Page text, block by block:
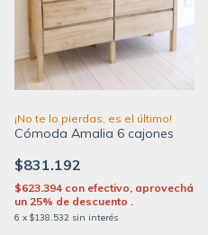
Cómoda Amalia 6 cajones
$831.192
6 x $138.532 sin interés
$623.394 con efectivo, aprovechá
un 25% de descuento .
¡No te lo pierdas, es el último!